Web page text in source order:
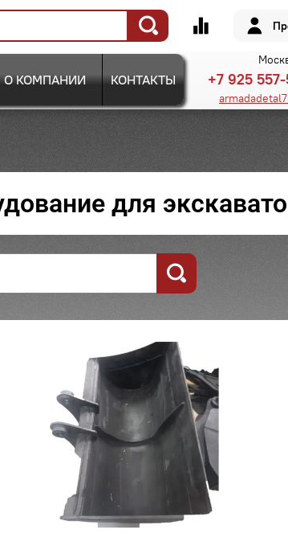
О КОМПАНИИ КОНТАКТЫ +7 925
для